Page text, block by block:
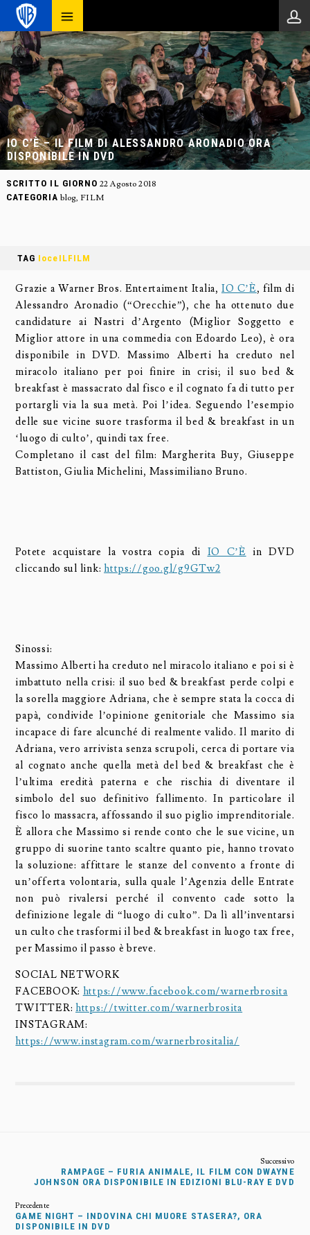
IO C’È – IL FILM DI ALESSANDRO ARONADIO ORA
DISPONIBILE IN DVD
SCRITTO IL GIORNO 22 Agosto 2018
CATEGORIA blog, FILM
TAG IoceILFILM
Grazie a Warner Bros. Entertaiment Italia,IO C’È, film di
Alessandro Aronadio (“Orecchie”), che ha ottenuto due
candidature ai Nastri d’Argento (Miglior Soggetto e
Miglior attore in una commedia con Edoardo Leo), è ora
disponibile in DVD. Massimo Alberti ha creduto nel
miracolo italiano per poi finire in crisi; il suo bed &
breakfast è massacrato dal fisco e il cognato fa di tutto per
portargli via la sua metà. Poi l’idea. Seguendo l’esempio
delle sue vicine suore trasforma il bed & breakfast in un
‘luogo di culto’, quindi tax free.
Completano il cast del film: Margherita Buy, Giuseppe
Battiston, Giulia Michelini, Massimiliano Bruno.
Potete acquistare la vostra copia di IO C’È in DVD
cliccando sul link:https://goo.gl/g9GTw2
Sinossi:
Massimo Alberti ha creduto nel miracolo italiano e poi si è
imbattuto nella crisi: il suo bed & breakfast perde colpi e
la sorella maggiore Adriana, che è sempre stata la cocca di
papà, condivide l’opinione genitoriale che Massimo sia
incapace di fare alcunché di realmente valido. Il marito di
Adriana, vero arrivista senza scrupoli, cerca di portare via
al cognato anche quella metà del bed & breakfast che è
l’ultima eredità paterna e che rischia di diventare il
simbolo del suo definitivo fallimento. In particolare il
fisco lo massacra, affossando il suo piglio imprenditoriale.
È allora che Massimo si rende conto che le sue vicine, un
gruppo di suorine tanto scaltre quanto pie, hanno trovato
la soluzione: affittare le stanze del convento a fronte di
un’offerta volontaria, sulla quale l’Agenzia delle Entrate
non può rivalersi perché il convento cade sotto la
definizione legale di “luogo di culto”. Da lì all’inventarsi
un culto che trasformi il bed & breakfast in luogo tax free,
per Massimo il passo è breve.
SOCIAL NETWORK
FACEBOOK: https://www.facebook.com/warnerbrosita
TWITTER:https://twitter.com/warnerbrosita
INSTAGRAM:
https://www.instagram.com/warnerbrositalia/
RAMPAGE – FURIA ANIMALE, IL FILM CON DWAYNE
JOHNSON ORA DISPONIBILE IN EDIZIONI BLU-RAY E DVD
GAME NIGHT – INDOVINA CHI MUORE STASERA?, ORA
DISPONIBILE IN DVD